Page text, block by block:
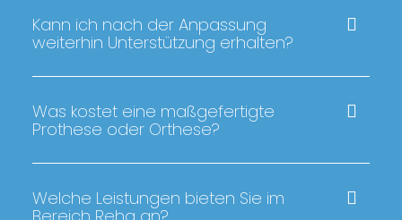
Kann ich nach der Anpassung
weiterhin Unterstützung erhalten?
Was kostet eine maßgefertigte
Prothese oder Orthese?
Welche Leistungen bieten Sie im